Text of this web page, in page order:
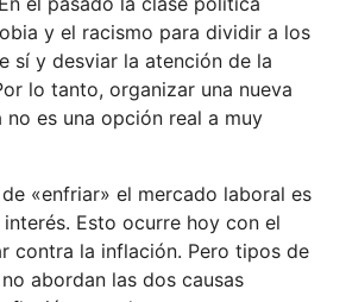
y el racismo para dividir a los
sí y desviar la atención de la
lo tanto, organizar una nueva
es una opción real a muy
«enfriar» el mercado laboral es
Esto ocurre hoy con el
contra la inflación. Pero tipos de
abordan las dos causas